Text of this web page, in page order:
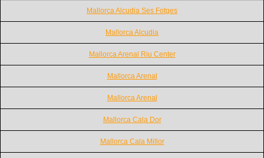
Mallorca Alcudia Ses Fotges
Mallorca Alcudia
Mallorca Arenal Riu Center
Mallorca Arenal
Mallorca Arenal
Mallorca Cala Dor
Mallorca Cala Millor